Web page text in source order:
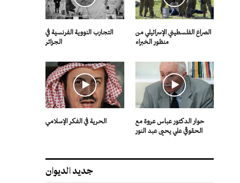
التجارب النووية الفرنسية في
الجزائر
الصراع الفلسطيني الإسرائيلي من
منظور الخبراء
الحرية في الفكر الإسلامي
حوار الدكتور عباس عروة مع
الحقوقي علي يحيى عبد النور
جديد الديوان